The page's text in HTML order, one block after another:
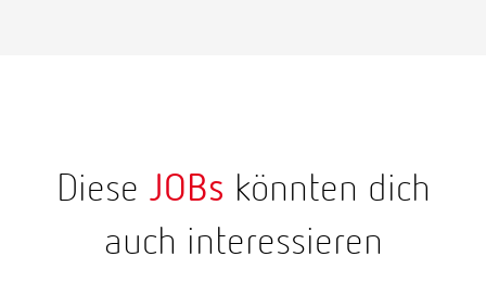
Diese JOBs könnten dich
auch interessieren